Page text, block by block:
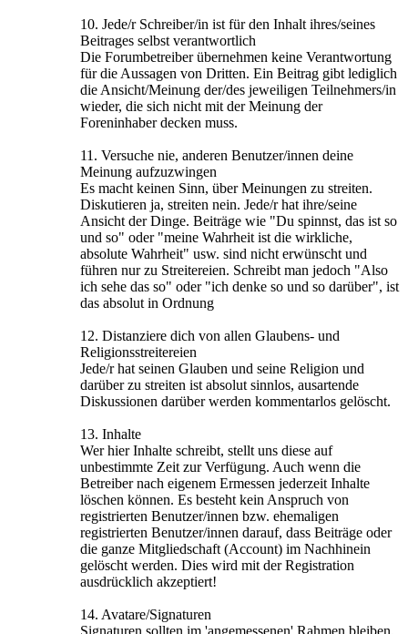
10. Jede/r Schreiber/in ist für den Inhalt ihres/seines
Beitrages selbst verantwortlich
Die Forumbetreiber übernehmen keine Verantwortung
für die Aussagen von Dritten. Ein Beitrag gibt lediglich
die Ansicht/Meinung der/des jeweiligen Teilnehmers/in
wieder, die sich nicht mit der Meinung der
Foreninhaber decken muss.
11. Versuche nie, anderen Benutzer/innen deine
Meinung aufzuzwingen
Es macht keinen Sinn, über Meinungen zu streiten.
Diskutieren ja, streiten nein. Jede/r hat ihre/seine
Ansicht der Dinge. Beiträge wie "Du spinnst, das ist so
und so" oder "meine Wahrheit ist die wirkliche,
absolute Wahrheit" usw. sind nicht erwünscht und
führen nur zu Streitereien. Schreibt man jedoch "Also
ich sehe das so" oder "ich denke so und so darüber", ist
das absolut in Ordnung
12. Distanziere dich von allen Glaubens- und
Religionsstreitereien
Jede/r hat seinen Glauben und seine Religion und
darüber zu streiten ist absolut sinnlos, ausartende
Diskussionen darüber werden kommentarlos gelöscht.
13. Inhalte
Wer hier Inhalte schreibt, stellt uns diese auf
unbestimmte Zeit zur Verfügung. Auch wenn die
Betreiber nach eigenem Ermessen jederzeit Inhalte
löschen können. Es besteht kein Anspruch von
registrierten Benutzer/innen bzw. ehemaligen
registrierten Benutzer/innen darauf, dass Beiträge oder
die ganze Mitgliedschaft (Account) im Nachhinein
gelöscht werden. Dies wird mit der Registration
ausdrücklich akzeptiert!
14. Avatare/Signaturen
Signaturen sollten im 'angemessenen' Rahmen bleiben,